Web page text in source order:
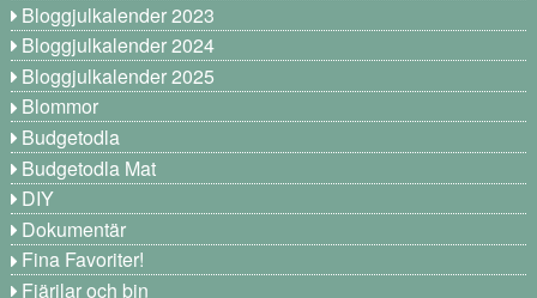
Bloggjulkalender 2023
Bloggjulkalender 2024
Bloggjulkalender 2025
Blommor
Budgetodla
Budgetodla Mat
DIY
Dokumentär
Fina Favoriter!
Fjärilar och bin